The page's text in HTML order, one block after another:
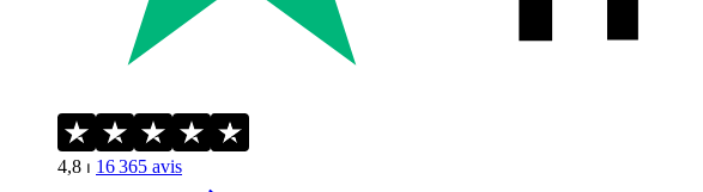
4,8 ⏐ 16 365 avis